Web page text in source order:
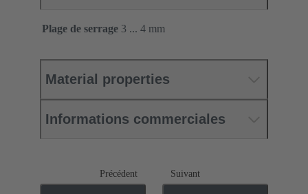
Plage de serrage 3 ... 4 mm
Material properties
Informations commerciales
Précédent Suivant